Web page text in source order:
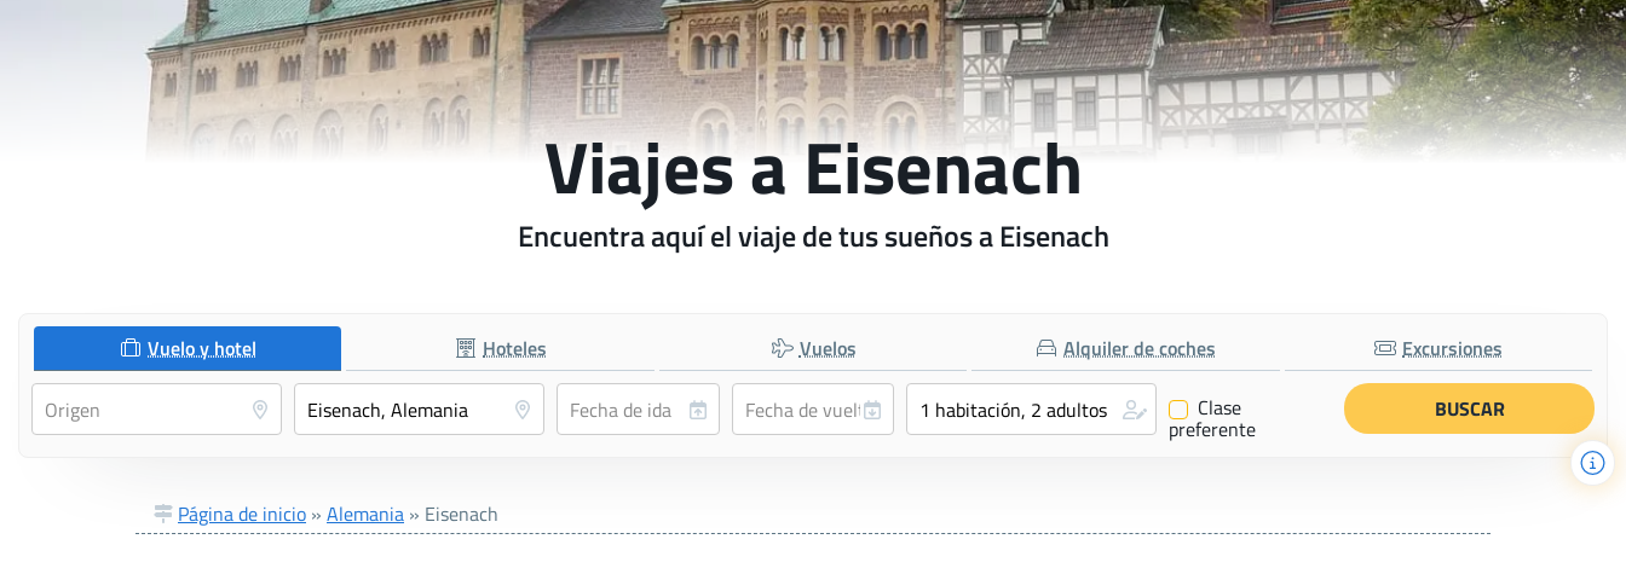
Viajes a Eisenach
Encuentra aquí el viaje de tus sueños a Eisenach
Vuelo y hotel Hoteles Vuelos Alquiler de coches Excursiones
✔ Clase
preferente
Página de inicio » Alemania » Eisenach